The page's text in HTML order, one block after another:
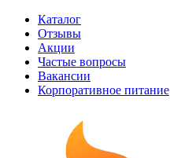
Каталог
Отзывы
Акции
Частые вопросы
Вакансии
Корпоративное питание